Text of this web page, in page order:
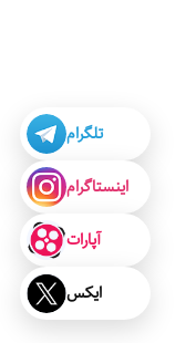
تلگرام
اینستاگرام
آپارات
ایکس